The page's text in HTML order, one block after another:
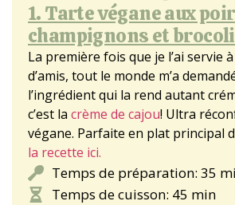
1. Tarte végane aux
champignons et
La première fois que je l’ai servie
d’amis, tout le monde m’a
l’ingrédient qui la rend autant
c’est la crème de cajou! Ultra
végane. Parfaite en plat principal
la recette ici.
Temps de préparation: 35
Temps de cuisson: 45 min